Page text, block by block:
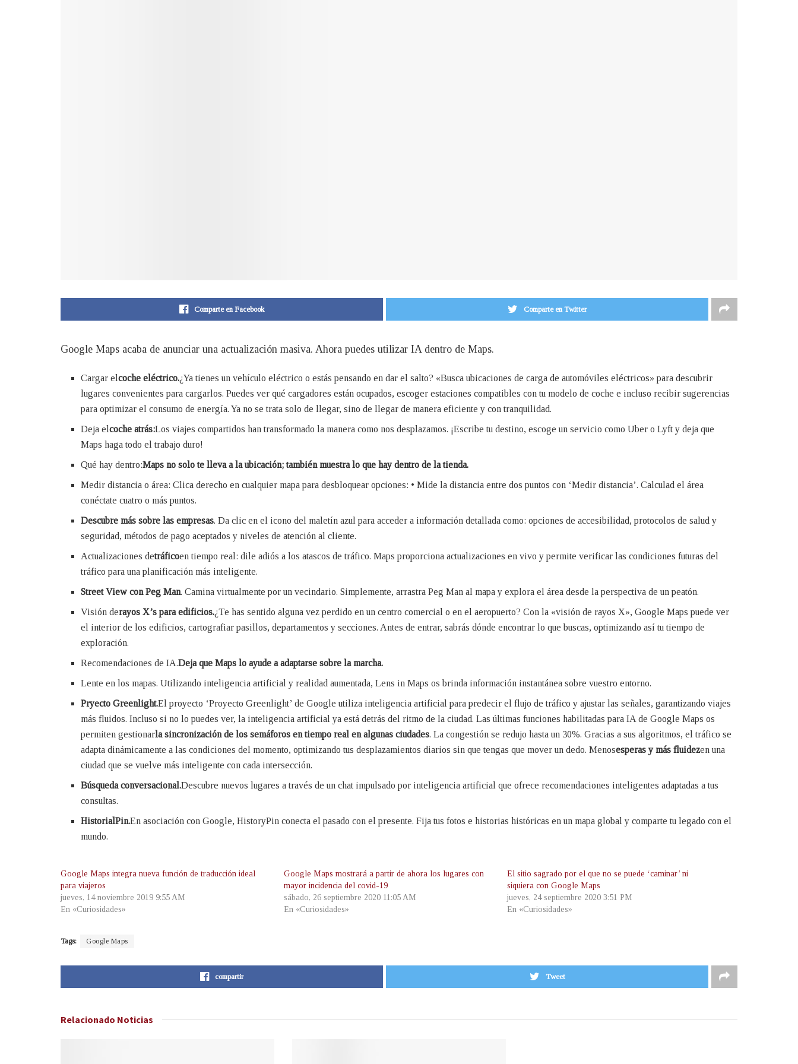
Comparte en Facebook Comparte en Twitter
Google Maps acaba de anunciar una actualización masiva. Ahora puedes utilizar IA dentro de Maps.
Cargar elcoche eléctrico.¿Ya tienes un vehículo eléctrico o estás pensando en dar el salto? «Busca ubicaciones de carga de automóviles eléctricos» para descubrir
lugares convenientes para cargarlos. Puedes ver qué cargadores están ocupados, escoger estaciones compatibles con tu modelo de coche e incluso recibir sugerencias
para optimizar el consumo de energía. Ya no se trata solo de llegar, sino de llegar de manera eficiente y con tranquilidad.
Deja elcoche atrás:Los viajes compartidos han transformado la manera como nos desplazamos. ¡Escribe tu destino, escoge un servicio como Uber o Lyft y deja que
Maps haga todo el trabajo duro!
Qué hay dentro:Maps no solo te lleva a la ubicación; también muestra lo que hay dentro de la tienda.
Medir distancia o área: Clica derecho en cualquier mapa para desbloquear opciones: • Mide la distancia entre dos puntos con ‘Medir distancia’. Calculad el área
conéctate cuatro o más puntos.
Descubre más sobre las empresas. Da clic en el icono del maletín azul para acceder a información detallada como: opciones de accesibilidad, protocolos de salud y
seguridad, métodos de pago aceptados y niveles de atención al cliente.
Actualizaciones detráficoen tiempo real: dile adiós a los atascos de tráfico. Maps proporciona actualizaciones en vivo y permite verificar las condiciones futuras del
tráfico para una planificación más inteligente.
Street View con Peg Man. Camina virtualmente por un vecindario. Simplemente, arrastra Peg Man al mapa y explora el área desde la perspectiva de un peatón.
Visión derayos X’s para edificios.¿Te has sentido alguna vez perdido en un centro comercial o en el aeropuerto? Con la «visión de rayos X», Google Maps puede ver
el interior de los edificios, cartografiar pasillos, departamentos y secciones. Antes de entrar, sabrás dónde encontrar lo que buscas, optimizando así tu tiempo de
exploración.
Recomendaciones de IA.Deja que Maps lo ayude a adaptarse sobre la marcha.
Lente en los mapas. Utilizando inteligencia artificial y realidad aumentada, Lens in Maps os brinda información instantánea sobre vuestro entorno.
Pryecto Greenlight.El proyecto ‘Proyecto Greenlight’ de Google utiliza inteligencia artificial para predecir el flujo de tráfico y ajustar las señales, garantizando viajes
más fluidos. Incluso si no lo puedes ver, la inteligencia artificial ya está detrás del ritmo de la ciudad. Las últimas funciones habilitadas para IA de Google Maps os
permiten gestionarla sincronización de los semáforos en tiempo real en algunas ciudades. La congestión se redujo hasta un 30%. Gracias a sus algoritmos, el tráfico se
adapta dinámicamente a las condiciones del momento, optimizando tus desplazamientos diarios sin que tengas que mover un dedo. Menosesperas y más fluidezen una
ciudad que se vuelve más inteligente con cada intersección.
Búsqueda conversacional.Descubre nuevos lugares a través de un chat impulsado por inteligencia artificial que ofrece recomendaciones inteligentes adaptadas a tus
consultas.
HistorialPin.En asociación con Google, HistoryPin conecta el pasado con el presente. Fija tus fotos e historias históricas en un mapa global y comparte tu legado con el
mundo.
Google Maps integra nueva función de traducción ideal
para viajeros
jueves, 14 noviembre 2019 9:55 AM
En «Curiosidades»
Google Maps mostrará a partir de ahora los lugares con
mayor incidencia del covid-19
sábado, 26 septiembre 2020 11:05 AM
En «Curiosidades»
El sitio sagrado por el que no se puede ‘caminar’ ni
siquiera con Google Maps
jueves, 24 septiembre 2020 3:51 PM
En «Curiosidades»
Tags: Google Maps
compartir Tweet
Relacionado Noticias